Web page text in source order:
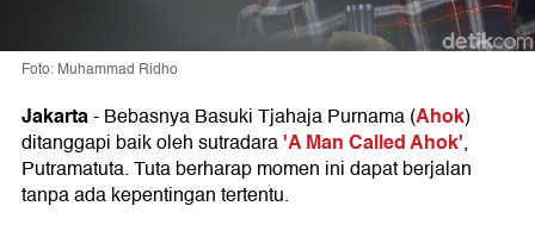
Foto: Muhammad Ridho
Jakarta-Bebasnya Basuki Tjahaja Purnama (Ahok)
ditanggapi baik oleh sutradara'A Man Called Ahok',
Putramatuta. Tuta berharap momen ini dapat berjalan
tanpa ada kepentingan tertentu.